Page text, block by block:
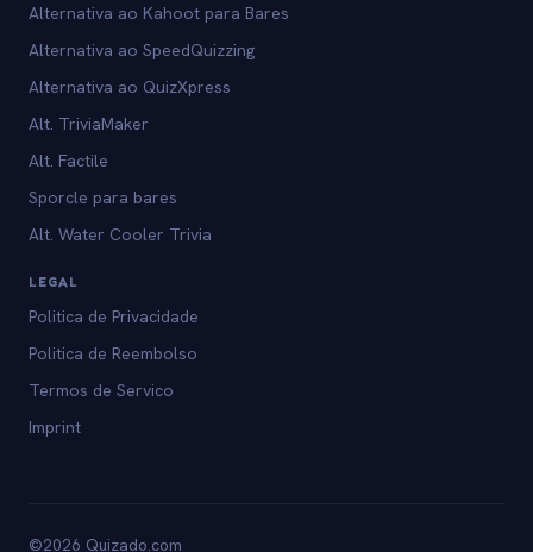
Alternativa ao Kahoot para Bares
Alternativa ao SpeedQuizzing
Alternativa ao QuizXpress
Alt. TriviaMaker
Alt. Factile
Sporcle para bares
Alt. Water Cooler Trivia
LEGAL
Politica de Privacidade
Politica de Reembolso
Termos de Servico
Imprint
©2026 Quizado.com